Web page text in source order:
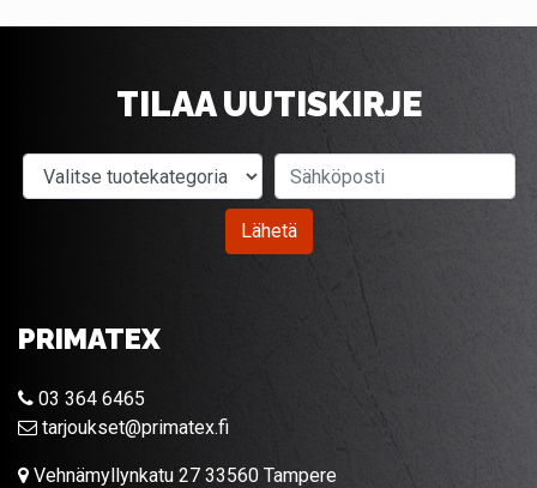
TILAA UUTISKIRJE
Valitse tuotekategoria
Lähetä
PRIMATEX
03 364 6465
tarjoukset@primatex.fi
Vehnämyllynkatu 27 33560 Tampere